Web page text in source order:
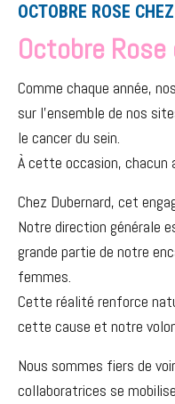
OCTOBRE ROSE
Octobre
Comme chaque année,
sur l’ensemble de nos
le cancer du sein.
À cette occasion, chacun
Chez Dubernard, cet
Notre direction générale
grande partie de notre
femmes.
Cette réalité renforce
cette cause et notre
Nous sommes fiers de
collaboratrices se